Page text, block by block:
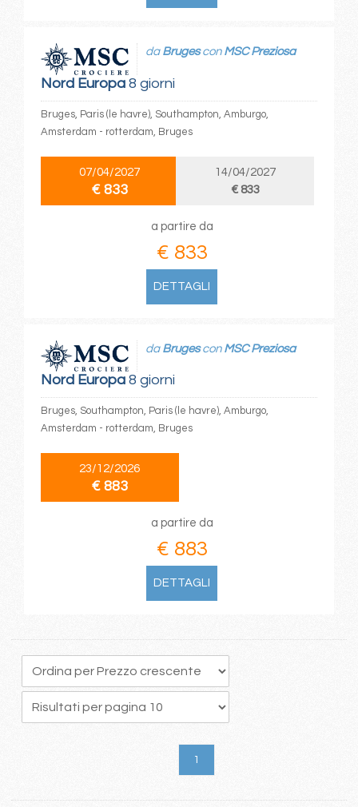
Nord Europa8 giorni
da Brugescon MSC Preziosa
Bruges, Paris (le havre), Southampton, Amburgo,
Amsterdam - rotterdam, Bruges
07/04/2027
€ 833
14/04/2027
€ 833
a partire da
€ 833
DETTAGLI
Nord Europa8 giorni
da Brugescon MSC Preziosa
Bruges, Southampton, Paris (le havre), Amburgo,
Amsterdam - rotterdam, Bruges
23/12/2026
€ 883
a partire da
€ 883
DETTAGLI
1